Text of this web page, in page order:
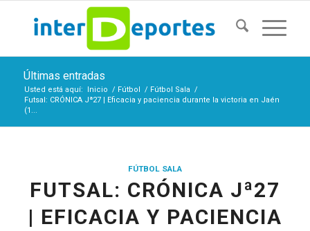
Últimas entradas
Usted está aquí: Inicio / Fútbol / Fútbol Sala /
Futsal: CRÓNICA Jª27 | Eficacia y paciencia durante la victoria en Jaén
(1...
FÚTBOL SALA
FUTSAL: CRÓNICA Jª27
| EFICACIA Y PACIENCIA